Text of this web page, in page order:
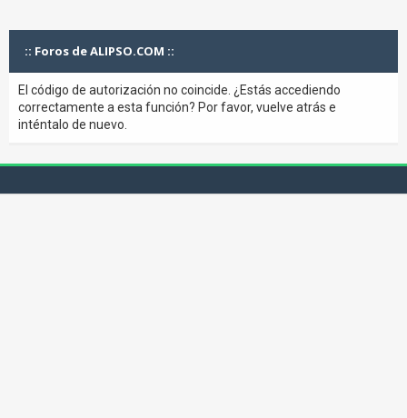
:: Foros de ALIPSO.COM ::
El código de autorización no coincide. ¿Estás accediendo
correctamente a esta función? Por favor, vuelve atrás e
inténtalo de nuevo.